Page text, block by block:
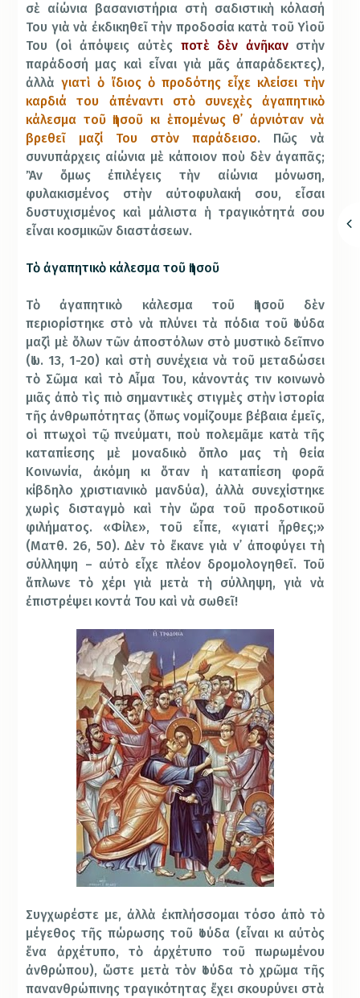
σὲ αἰώνια βασανιστήρια στὴ σαδιστικὴ κόλασή
Του γιὰ νὰ ἐκδικηθεῖ τὴν προδοσία κατὰ τοῦ Υἱοῦ
Του (οἱ ἀπόψεις αὐτὲς ποτὲ δὲν ἀνῆκανστὴν
παράδοσή μας καὶ εἶναι γιὰ μᾶς ἀπαράδεκτες),
ἀλλὰγιατὶ ὁ ἴδιος ὁ προδότης εἶχε κλείσει τὴν
καρδιά του ἀπέναντι στὸ συνεχὲς ἀγαπητικὸ
κάλεσμα τοῦ Ἰησοῦ κι ἑπομένως θ᾿ ἀρνιόταν νὰ
βρεθεῖ μαζί Του στὸν παράδεισο. Πῶς νὰ
συνυπάρχεις αἰώνια μὲ κάποιον ποὺ δὲν ἀγαπᾶς;
Ἂν ὅμως ἐπιλέγεις τὴν αἰώνια μόνωση,
φυλακισμένος στὴν αὐτοφυλακή σου, εἶσαι
δυστυχισμένος καὶ μάλιστα ἡ τραγικότητά σου
εἶναι κοσμικῶν διαστάσεων.
Τὸ ἀγαπητικὸ κάλεσμα τοῦ Ἰησοῦ
Τὸ ἀγαπητικὸ κάλεσμα τοῦ Ἰησοῦ δὲν
περιορίστηκε στὸ νὰ πλύνει τὰ πόδια τοῦ Ἰούδα
μαζὶ μὲ ὅλων τῶν ἀποστόλων στὸ μυστικὸ δεῖπνο
(Ἰω. 13, 1-20) καὶ στὴ συνέχεια νὰ τοῦ μεταδώσει
τὸ Σῶμα καὶ τὸ Αἷμα Του, κάνοντάς τιν κοινωνὸ
μιᾶς ἀπὸ τὶς πιὸ σημαντικὲς στιγμὲς στὴν ἱστορία
τῆς ἀνθρωπότητας (ὅπως νομίζουμε βέβαια ἐμεῖς,
οἱ πτωχοὶ τῷ πνεύματι, ποὺ πολεμᾶμε κατὰ τῆς
καταπίεσης μὲ μοναδικὸ ὅπλο μας τὴ θεία
Κοινωνία, ἀκόμη κι ὅταν ἡ καταπίεση φορᾶ
κίβδηλο χριστιανικὸ μανδύα), ἀλλὰ συνεχίστηκε
χωρὶς δισταγμὸ καὶ τὴν ὥρα τοῦ προδοτικοῦ
φιλήματος. «Φίλε», τοῦ εἶπε, «γιατί ἦρθες;»
(Ματθ. 26, 50). Δὲν τὸ ἔκανε γιὰ ν᾿ ἀποφύγει τὴ
σύλληψη – αὐτὸ εἶχε πλέον δρομολογηθεῖ. Τοῦ
ἅπλωνε τὸ χέρι γιὰ μετὰ τὴ σύλληψη, γιὰ νὰ
ἐπιστρέψει κοντά Του καὶ νὰ σωθεῖ!
Συγχωρέστε με, ἀλλὰ ἐκπλήσσομαι τόσο ἀπὸ τὸ
μέγεθος τῆς πώρωσης τοῦ Ἰούδα (εἶναι κι αὐτὸς
ἕνα ἀρχέτυπο, τὸ ἀρχέτυπο τοῦ πωρωμένου
ἀνθρώπου), ὥστε μετὰ τὸν Ἰούδα τὸ χρῶμα τῆς
πανανθρώπινης τραγικότητας ἔχει σκουρύνει στὰ